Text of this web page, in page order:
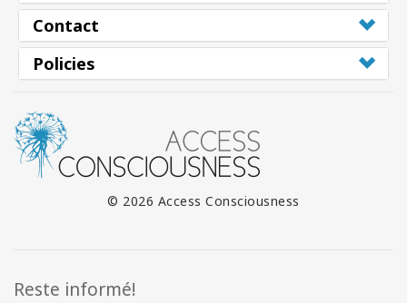
Contact
Policies
© 2026 Access Consciousness
Reste informé!